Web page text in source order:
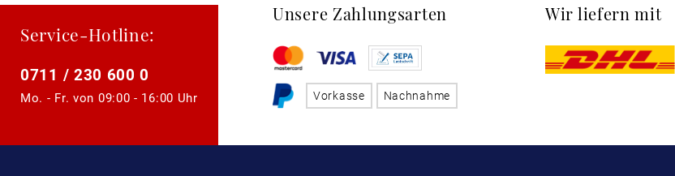
Service-Hotline:
0711 / 230 600 0
Mo. - Fr. von 09:00 - 16:00 Uhr
Unsere Zahlungsarten
Vorkasse Nachnahme
Wir liefern mit